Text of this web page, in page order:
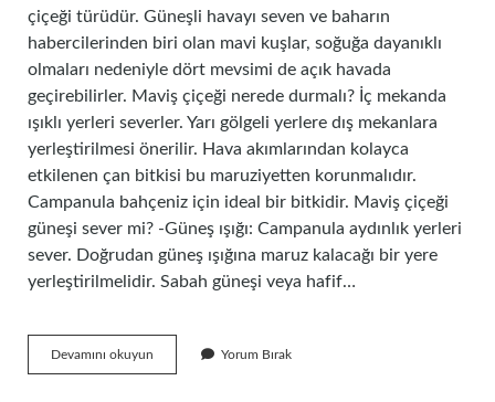
çiçeği türüdür. Güneşli havayı seven ve baharın
habercilerinden biri olan mavi kuşlar, soğuğa dayanıklı
olmaları nedeniyle dört mevsimi de açık havada
geçirebilirler. Maviş çiçeği nerede durmalı? İç mekanda
ışıklı yerleri severler. Yarı gölgeli yerlere dış mekanlara
yerleştirilmesi önerilir. Hava akımlarından kolayca
etkilenen çan bitkisi bu maruziyetten korunmalıdır.
Campanula bahçeniz için ideal bir bitkidir. Maviş çiçeği
güneşi sever mi? -Güneş ışığı: Campanula aydınlık yerleri
sever. Doğrudan güneş ışığına maruz kalacağı bir yere
yerleştirilmelidir. Sabah güneşi veya hafif…
Devamını okuyun
Çiçeği
Yorum Bırak